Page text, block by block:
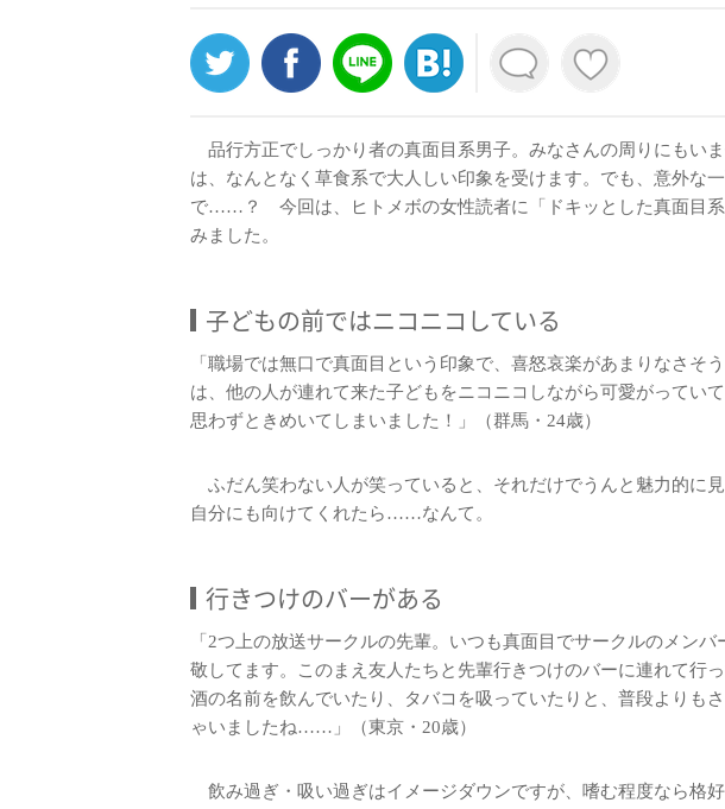
品行方正でしっかり者の真面目系男子。みなさんの周りにもい
は、なんとなく草食系で大人しい印象を受けます。でも、意外な
で……？ 今回は、ヒトメボの女性読者に「ドキッとした真面目系
みました。
子どもの前ではニコニコしている
「職場では無口で真面目という印象で、喜怒哀楽があまりなさそ
は、他の人が連れて来た子どもをニコニコしながら可愛がってい
思わずときめいてしまいました！」（群馬・24歳）
ふだん笑わない人が笑っていると、それだけでうんと魅力的に
自分にも向けてくれたら……なんて。
行きつけのバーがある
「2つ上の放送サークルの先輩。いつも真面目でサークルのメン
敬してます。このまえ友人たちと先輩行きつけのバーに連れて行
酒の名前を飲んでいたり、タバコを吸っていたりと、普段よりも
ゃいましたね……」（東京・20歳）
飲み過ぎ・吸い過ぎはイメージダウンですが、嗜む程度なら格